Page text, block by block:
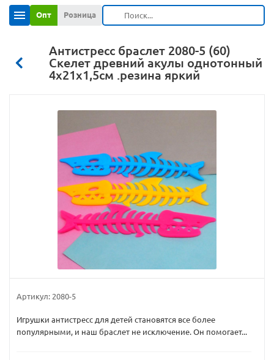
Опт Розница
Антистресс браслет 2080-5 (60)
Скелет древний акулы однотонный
4х21х1,5см .резина яркий
Артикул: 2080-5
Игрушки антистресс для детей становятся все более
популярными, и наш браслет не исключение. Он помогает...